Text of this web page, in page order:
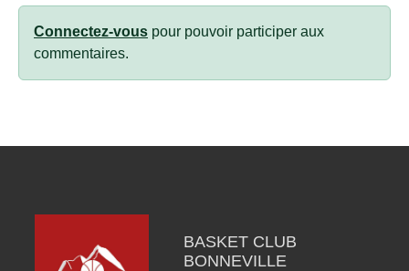
Connectez-vous pour pouvoir participer aux
commentaires.
BASKET CLUB
BONNEVILLE